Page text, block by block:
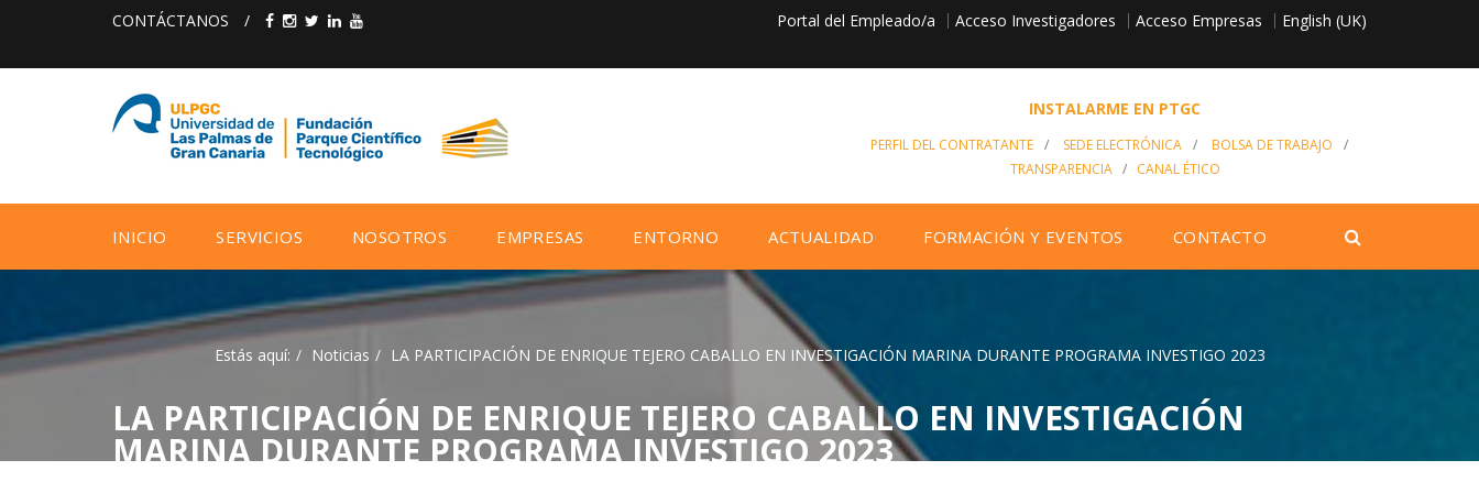
CONTÁCTANOS / Portal del Empleado/a Acceso Investigadores Acceso Empresas English (UK)
INSTALARME EN PTGC
PERFIL DEL CONTRATANTE / SEDE ELECTRÓNICA / BOLSA DE TRABAJO
/
TRANSPARENCIA/ CANAL ÉTICO
INICIO SERVICIOS NOSOTROS EMPRESAS ENTORNO ACTUALIDAD FORMACIÓN Y EVENTOS CONTACTO
LA PARTICIPACIÓN DE ENRIQUE TEJERO CABALLO EN INVESTIGACIÓN
MARINA DURANTE PROGRAMA INVESTIGO 2023
Estás aquí: Noticias LA PARTICIPACIÓN DE ENRIQUE TEJERO CABALLO EN INVESTIGACIÓN MARINA DURANTE PROGRAMA INVESTIGO 2023